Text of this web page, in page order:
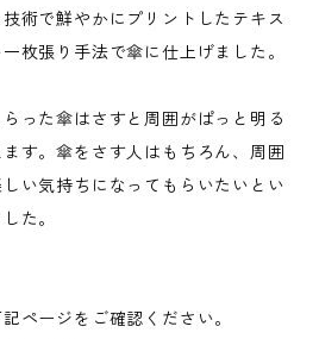
術で鮮やかにプリントしたテキス
枚張り手法で傘に仕上げました。
った傘はさすと周囲がぱっと明る
す。傘をさす人はもちろん、周囲
い気持ちになってもらいたいとい
た。
ページをご確認ください。